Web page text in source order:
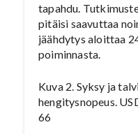
tapahdu.
pitäisi saavuttaa
jäähdytys aloittaa
poiminnasta.
Kuva 2. Syksy ja
hengitysnopeus.
66